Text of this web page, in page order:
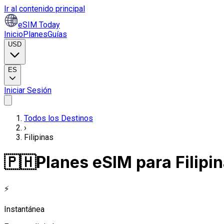
Ir al contenido principal
eSIM Today
InicioPlanesGuías
USD
ES
Iniciar Sesión
Todos los Destinos
›
Filipinas
🇵🇭Planes eSIM para
⚡
Instantánea